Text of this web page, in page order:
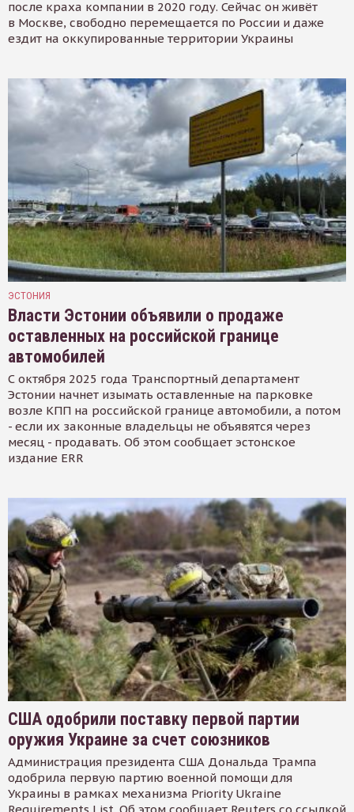
после краха компании в 2020 году. Сейчас он живёт
в Москве, свободно перемещается по России и даже
ездит на оккупированные территории Украины
ЭСТОНИЯ
Власти Эстонии объявили о продаже
оставленных на российской границе
автомобилей
С октября 2025 года Транспортный департамент
Эстонии начнет изымать оставленные на парковке
возле КПП на российской границе автомобили, а потом
- если их законные владельцы не объявятся через
месяц - продавать. Об этом сообщает эстонское
издание ERR
США одобрили поставку первой партии
оружия Украине за счет союзников
Администрация президента США Дональда Трампа
одобрила первую партию военной помощи для
Украины в рамках механизма Priority Ukraine
Requirements List. Об этом сообщает Reuters со ссылкой